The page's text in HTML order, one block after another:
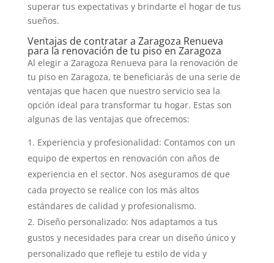
superar tus expectativas y brindarte el hogar de tus
sueños.
Ventajas de contratar a Zaragoza Renueva
para la renovación de tu piso en Zaragoza
Al elegir a Zaragoza Renueva para la renovación de
tu piso en Zaragoza, te beneficiarás de una serie de
ventajas que hacen que nuestro servicio sea la
opción ideal para transformar tu hogar. Estas son
algunas de las ventajas que ofrecemos:
Experiencia y profesionalidad: Contamos con un
equipo de expertos en renovación con años de
experiencia en el sector. Nos aseguramos de que
cada proyecto se realice con los más altos
estándares de calidad y profesionalismo.
Diseño personalizado: Nos adaptamos a tus
gustos y necesidades para crear un diseño único y
personalizado que refleje tu estilo de vida y